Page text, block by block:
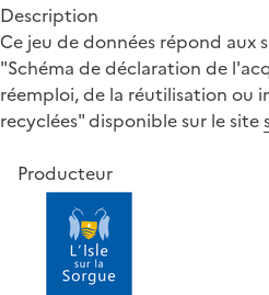
Description
Ce jeu de données répond aux
"Schéma de déclaration de
réemploi, de la réutilisation ou
recyclées" disponible sur le site
Producteur